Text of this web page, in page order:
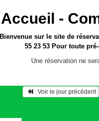
Accueil -
Bienvenue sur le sitede
55 23 53 Pour toute
Une réservation ne
   Voir le jour précédent